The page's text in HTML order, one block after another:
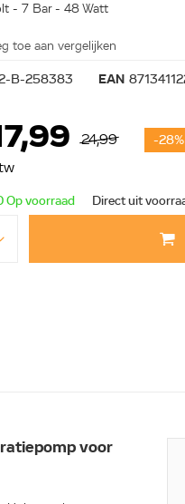
- 7 Bar - 48 Watt
toe aan vergelijken
B-258383 EAN
24,99 -28%
Op voorraad Direct uit
voor